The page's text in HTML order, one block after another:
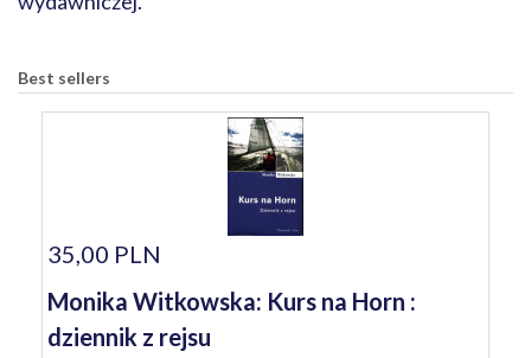
Best sellers
35,00 PLN
Monika Witkowska: Kurs na Horn :
dziennik z rejsu